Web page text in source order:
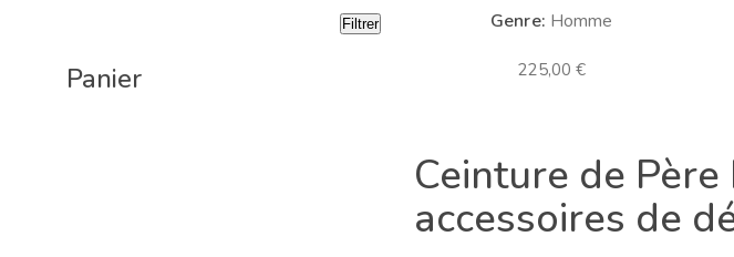
Filtrer
Panier
Genre: Homme
225,00 €
Ceinture de
accessoires de